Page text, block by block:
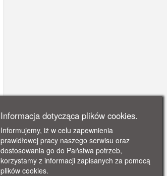
Informacja dotycząca plików cookies.
Informujemy, iż w celu zapewnienia
prawidłowej pracy naszego serwisu oraz
dostosowania go do Państwa potrzeb,
korzystamy z informacji zapisanych za pomocą
plików cookies.